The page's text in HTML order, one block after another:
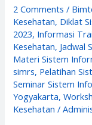
2 Comments /
Kesehatan, Diklat
2023, Informasi
Kesehatan, Jadwal
Materi Sistem
simrs, Pelatihan
Seminar Sistem
Yogyakarta,
Kesehatan /